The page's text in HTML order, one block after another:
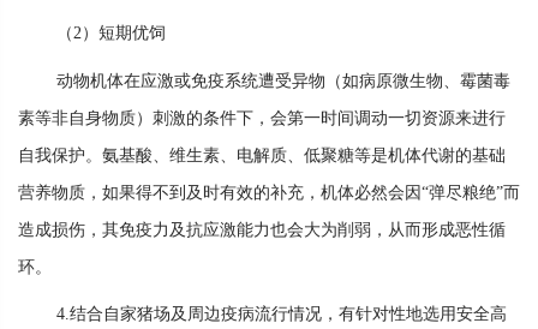
（2）短期优饲
动物机体在应激或免疫系统遭受异物（如病原微生物、霉菌毒
素等非自身物质）刺激的条件下，会第一时间调动一切资源来进行
自我保护。氨基酸、维生素、电解质、低聚糖等是机体代谢的基础
营养物质，如果得不到及时有效的补充，机体必然会因“弹尽粮绝”而
造成损伤，其免疫力及抗应激能力也会大为削弱，从而形成恶性循
环。
4.结合自家猪场及周边疫病流行情况，有针对性地选用安全高